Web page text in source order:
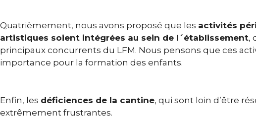
Quatrièmement, nous avons proposé que les activités
artistiques soient intégrées au sein de l´établissement,
principaux concurrents du LFM. Nous pensons que ces
importance pour la formation des enfants.
Enfin, les déficiences de la cantine, qui sont loin d’être
extrêmement frustrantes.